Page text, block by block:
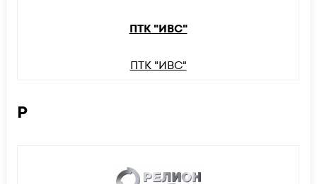
ПТК "ИВС"
ПТК "ИВС"
Р